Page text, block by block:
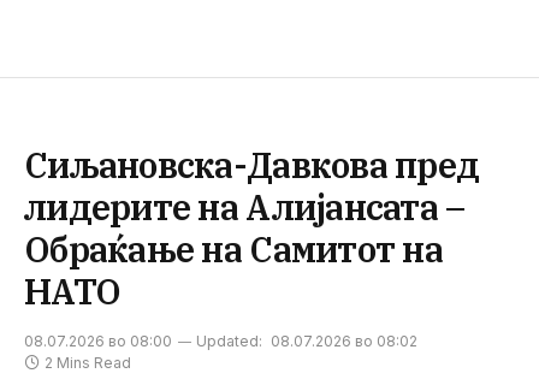
Сиљановска-Давкова пред
лидерите на Алијансата –
Обраќање на Самитот на
НАТО
08.07.2026 во 08:00 Updated: 08.07.2026 во 08:02
2 Mins Read